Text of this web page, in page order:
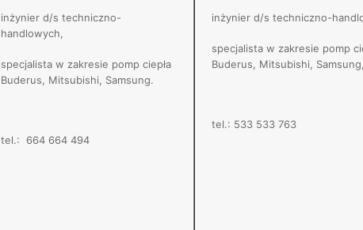
inżynier d/s techniczno-
handlowych,
specjalista w zakresie pomp ciepła
Buderus, Mitsubishi, Samsung.
tel.: 664 664 494
inżynier d/s techniczno-
specjalista w zakresie pomp
Buderus, Mitsubishi,
tel.: 533 533 763